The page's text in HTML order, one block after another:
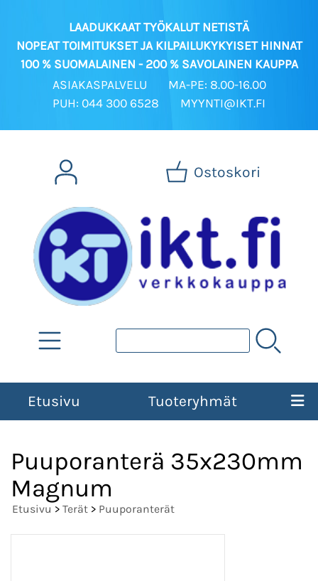
LAADUKKAAT TYÖKALUT NETISTÄ
NOPEAT TOIMITUKSET JA KILPAILUKYKYISET HINNAT
100 % SUOMALAINEN - 200 % SAVOLAINEN KAUPPA
ASIAKASPALVELU
MA-PE: 8.00-16.00
PUH: 044 300 6528
MYYNTI@IKT.FI
Ostoskori
Etusivu Tuoteryhmät
Puuporanterä 35x230mm
Magnum
Etusivu > Terät > Puuporanterät